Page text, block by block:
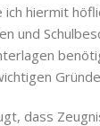
hiermit
und
dass